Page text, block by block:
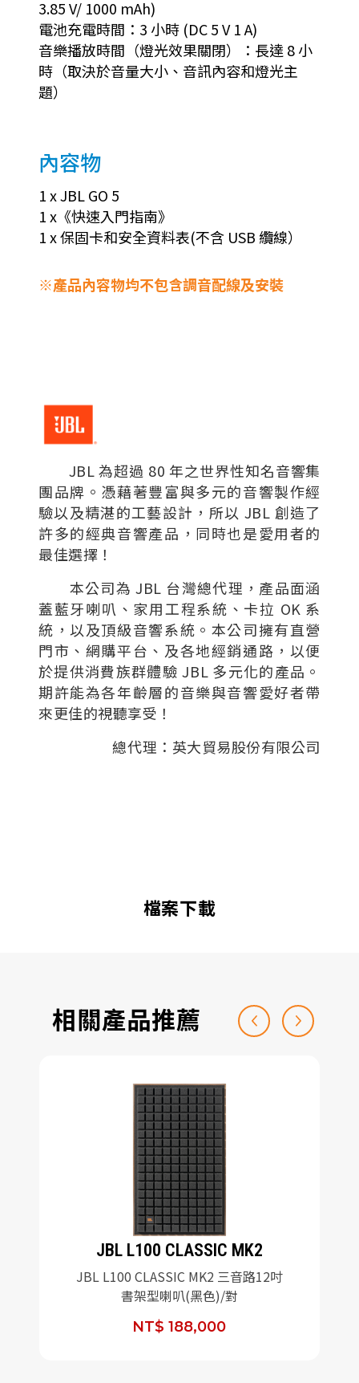
3.85 V/ 1000 mAh)
電池充電時間：3 小時 (DC 5 V 1 A)
音樂播放時間（燈光效果關閉）：長達 8 小
時（取決於音量大小、音訊內容和燈光主
題）
內容物
1 x JBL GO 5
1 x《快速入門指南》
1 x 保固卡和安全資料表(不含 USB 纜線）
※產品內容物均不包含調音配線及安裝
JBL 為超過 80 年之世界性知名音響集
團品牌。憑藉著豐富與多元的音響製作經
驗以及精湛的工藝設計，所以 JBL 創造了
許多的經典音響產品，同時也是愛用者的
最佳選擇！
本公司為 JBL 台灣總代理，產品面涵
蓋藍牙喇叭、家用工程系統、卡拉 OK 系
統，以及頂級音響系統。本公司擁有直營
門市、網購平台、及各地經銷通路，以便
於提供消費族群體驗 JBL 多元化的產品。
期許能為各年齡層的音樂與音響愛好者帶
來更佳的視聽享受！
總代理：英大貿易股份有限公司
檔案下載
相關產品推薦
JBL L100 CLASSIC MK2
JBL L100 CLASSIC MK2 三音路12吋
書架型喇叭(黑色)/對
NT$ 188,000